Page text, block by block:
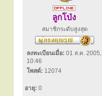
ลูกโป่ง
สมาชิกระดับสูงสุด
ลงทะเบียนเมื่อ: 01 ส.ค. 2005,
10:46
โพสต์: 12074
อายุ: 0